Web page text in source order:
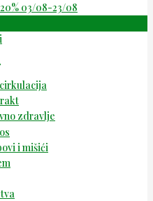
03/08-23/08
zdravlje
i mišići